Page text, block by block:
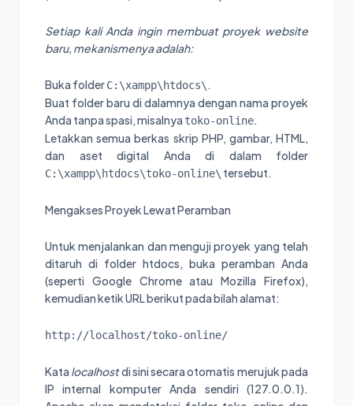
Setiap kali Anda ingin membuat proyek website
baru, mekanismenya adalah:
Buka folderC:\xampp\htdocs\.
Buat folder baru di dalamnya dengan nama proyek
Anda tanpa spasi, misalnya toko-online.
Letakkan semua berkas skrip PHP, gambar, HTML,
dan aset digital Anda di dalam folder
C:\xampp\htdocs\toko-online\ tersebut.
Mengakses Proyek Lewat Peramban
Untuk menjalankan dan menguji proyek yang telah
ditaruh di folder htdocs, buka peramban Anda
(seperti Google Chrome atau Mozilla Firefox),
kemudian ketik URL berikut pada bilah alamat:
http://localhost/toko-online/
Kata localhostdi sini secara otomatis merujuk pada
IP internal komputer Anda sendiri (127.0.0.1).